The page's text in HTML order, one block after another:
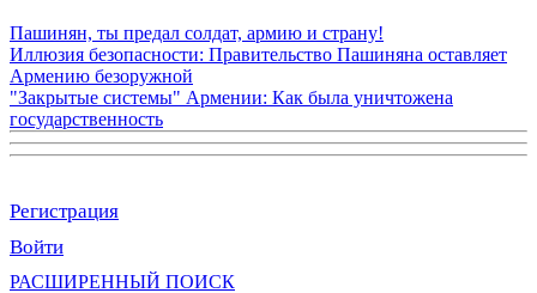
Пашинян, ты предал солдат, армию и страну!
Иллюзия безопасности: Правительство Пашиняна оставляет
Армению безоружной
"Закрытые системы" Армении: Как была уничтожена
государственность
Регистрация
Войти
РАСШИРЕННЫЙ ПОИСК